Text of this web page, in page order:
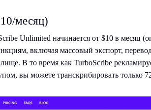
месяц)
Unlimited начинается от $10 в месяц
включая массовый экспорт,
В то время как TurboScribe
вы можете транскрибировать только